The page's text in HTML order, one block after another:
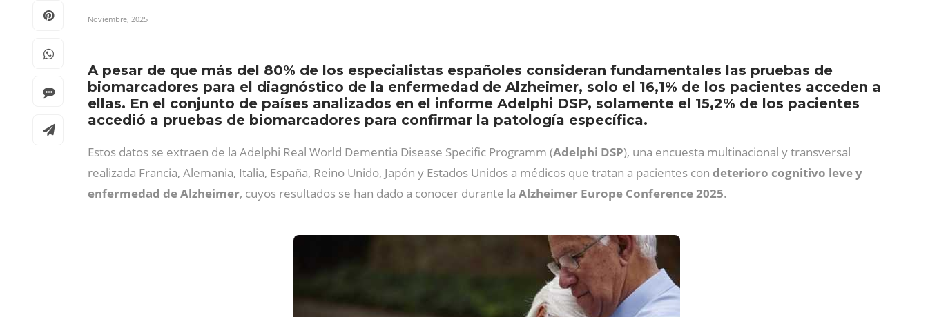
Noviembre, 2025
A pesar de que más del 80% de los especialistas españoles consideran fundamentales las pruebas de
biomarcadores para el diagnóstico de la enfermedad de Alzheimer, solo el 16,1% de los pacientes acceden a
ellas. En el conjunto de países analizados en el informe Adelphi DSP, solamente el 15,2% de los pacientes
accedió a pruebas de biomarcadores para confirmar la patología específica.
Estos datos se extraen de la Adelphi Real World Dementia Disease Specific Programm (Adelphi DSP), una encuesta multinacional y transversal
realizada Francia, Alemania, Italia, España, Reino Unido, Japón y Estados Unidos a médicos que tratan a pacientes con deterioro cognitivo leve y
enfermedad de Alzheimer, cuyos resultados se han dado a conocer durante la Alzheimer Europe Conference 2025.